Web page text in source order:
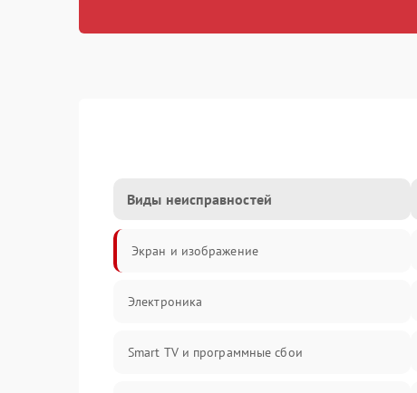
Виды неисправностей
Экран и изображение
Электроника
Smart TV и программные сбои